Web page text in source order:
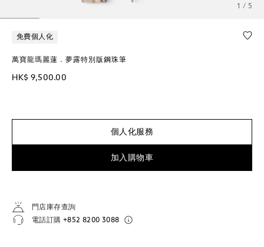
1 / 5
免費個人化
萬寶龍瑪麗蓮．夢露特別版鋼珠筆
HK$ 9,500.00
個人化服務
加入購物車
門店庫存查詢
電話訂購 +852 8200 3088